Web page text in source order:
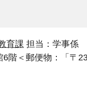
育課 担当：学事係
階＜郵便物：「〒